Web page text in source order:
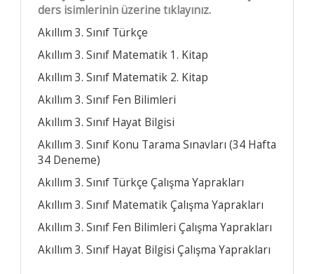
ders isimlerinin üzerine tıklayınız.
Akıllım 3. Sınıf Türkçe
Akıllım 3. Sınıf Matematik 1. Kitap
Akıllım 3. Sınıf Matematik 2. Kitap
Akıllım 3. Sınıf Fen Bilimleri
Akıllım 3. Sınıf Hayat Bilgisi
Akıllım 3. Sınıf Konu Tarama Sınavları (34 Hafta
34 Deneme)
Akıllım 3. Sınıf Türkçe Çalışma Yaprakları
Akıllım 3. Sınıf Matematik Çalışma Yaprakları
Akıllım 3. Sınıf Fen Bilimleri Çalışma Yaprakları
Akıllım 3. Sınıf Hayat Bilgisi Çalışma Yaprakları